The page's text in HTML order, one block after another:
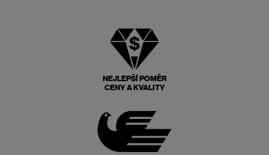
NEJLEPŠÍ POMĚR
CENY A KVALITY